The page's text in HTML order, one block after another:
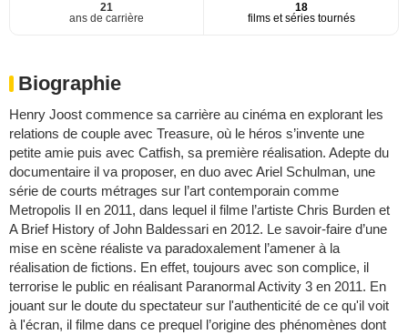
21
ans de carrière
18
films et séries tournés
Biographie
Henry Joost commence sa carrière au cinéma en explorant les
relations de couple avec Treasure, où le héros s’invente une
petite amie puis avec Catfish, sa première réalisation. Adepte du
documentaire il va proposer, en duo avec Ariel Schulman, une
série de courts métrages sur l’art contemporain comme
Metropolis II en 2011, dans lequel il filme l’artiste Chris Burden et
A Brief History of John Baldessari en 2012. Le savoir-faire d’une
mise en scène réaliste va paradoxalement l’amener à la
réalisation de fictions. En effet, toujours avec son complice, il
terrorise le public en réalisant Paranormal Activity 3 en 2011. En
jouant sur le doute du spectateur sur l'authenticité de ce qu'il voit
à l'écran, il filme dans ce prequel l’origine des phénomènes dont